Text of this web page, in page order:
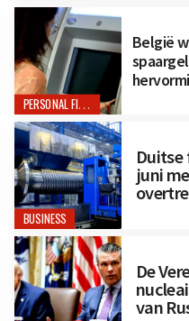
PERSONAL FINANCE
België
BUSINESS
juni
De
van